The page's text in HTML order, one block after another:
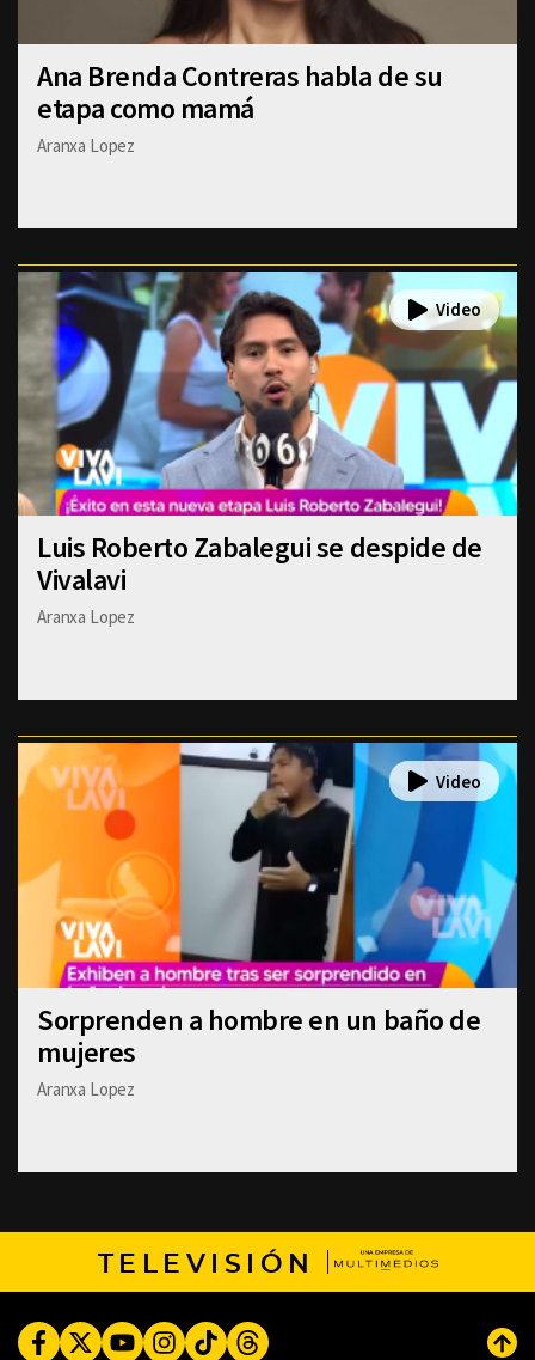
Ana Brenda Contreras habla de su
etapa como mamá
Aranxa Lopez
Luis Roberto Zabalegui se despide de
Vivalavi
Aranxa Lopez
Sorprenden a hombre en un baño de
mujeres
Aranxa Lopez
TELEVISIÓN
FacebookTwitterYoutubeInstagram
TikTokThreads